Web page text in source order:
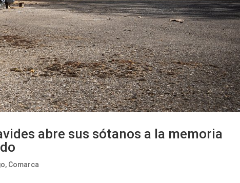
abre sus sótanos a la memoria
, Comarca